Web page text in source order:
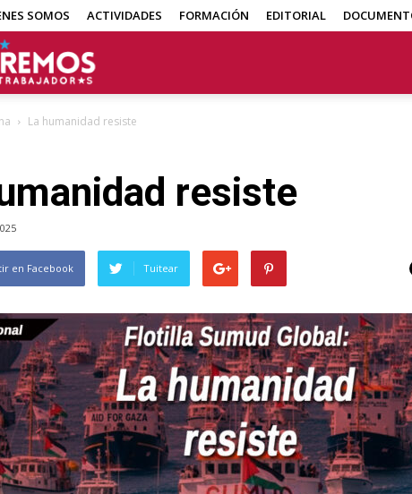
SOMOS ACTIVIDADES FORMACIÓN EDITORIAL
La humanidad resiste
resiste
en Facebook Tuitear